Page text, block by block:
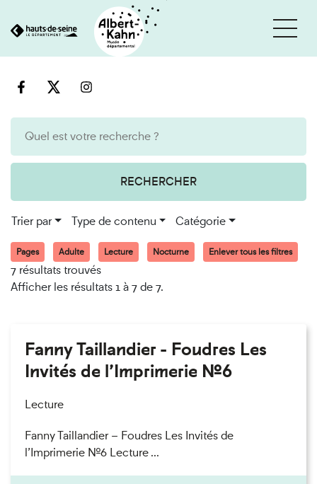
au
RECHERCHER
Trier par Type de contenu Catégorie
Pages Adulte Lecture Nocturne Enlever tous les filtres
7 résultats trouvés
Afficher les résultats 1 à 7 de 7.
Fanny Taillandier - Foudres Les
Invités de l’Imprimerie n°6
Lecture
Fanny Taillandier – Foudres Les Invités de
l’Imprimerie n°6 Lecture ...
Cookies et traceurs utilisés sur ce site